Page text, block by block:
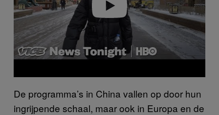
Play video
De programma’s in China vallen op door hun
ingrijpende schaal, maar ook in Europa en de